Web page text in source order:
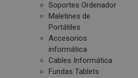
Soportes Ordenador
Maletines de
Portátiles
Accesorios
informática
Cables Informática
Fundas Tablets